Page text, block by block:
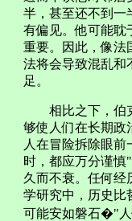
半，甚至还不到一
有偏见。他可能耽
重要。因此，像法
法将会导致混乱和
足。
相比之下，伯克
够使人们在长期政
人在冒险拆除眼
时，都应万分谨慎
久而不衰。任何经
学研究中，历史比
可能安如磐石�"人